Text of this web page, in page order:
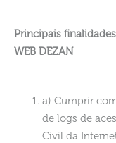
Principais
WEB DEZAN
a) Cumprir
de logs de
Civil da